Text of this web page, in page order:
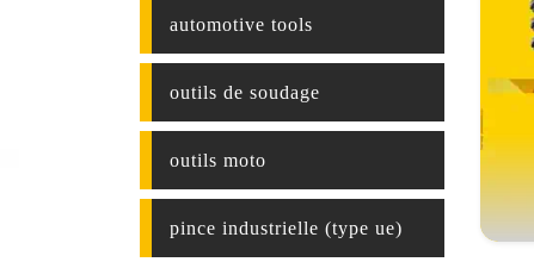
automotive tools
outils de soudage
outils moto
pince industrielle (type ue)